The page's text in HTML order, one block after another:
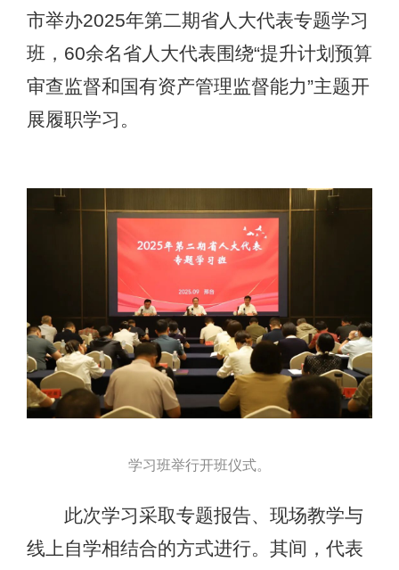
市举办2025年第二期省人大代表专题学习
班，60余名省人大代表围绕“提升计划预算
审查监督和国有资产管理监督能力”主题开
展履职学习。
学习班举行开班仪式。
此次学习采取专题报告、现场教学与
线上自学相结合的方式进行。其间，代表